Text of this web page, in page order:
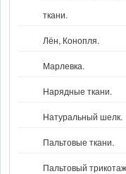
ткани.
Лён, Конопля.
Марлевка.
Нарядные ткани.
Натуральный шелк.
Пальтовые ткани.
Пальтовый трикотаж